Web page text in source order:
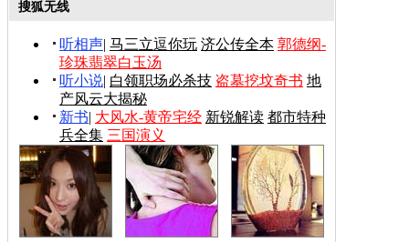
搜狐无线
听相声| 马三立逗你玩 济公传全本 郭德纲-
珍珠翡翠白玉汤
听小说| 白领职场必杀技 盗墓挖坟奇书 地
产风云大揭秘
新书| 大风水-黄帝宅经 新锐解读 都市特种
兵全集 三国演义